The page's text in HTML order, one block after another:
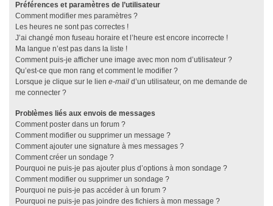
Préférences et paramètres de l’utilisateur
Comment modifier mes paramètres ?
Les heures ne sont pas correctes !
J’ai changé mon fuseau horaire et l’heure est encore incorrecte !
Ma langue n’est pas dans la liste !
Comment puis-je afficher une image avec mon nom d’utilisateur ?
Qu’est-ce que mon rang et comment le modifier ?
Lorsque je clique sur le lien e-mail d’un utilisateur, on me demande de
me connecter ?
Problèmes liés aux envois de messages
Comment poster dans un forum ?
Comment modifier ou supprimer un message ?
Comment ajouter une signature à mes messages ?
Comment créer un sondage ?
Pourquoi ne puis-je pas ajouter plus d’options à mon sondage ?
Comment modifier ou supprimer un sondage ?
Pourquoi ne puis-je pas accéder à un forum ?
Pourquoi ne puis-je pas joindre des fichiers à mon message ?